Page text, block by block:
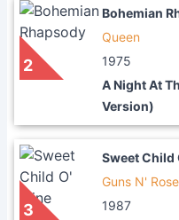
2
Bohemian
Queen
1975
A Night At
Version)
3
Sweet Child
Guns N'
1987